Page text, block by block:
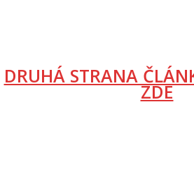
DRUHÁ STRANA
ZDE